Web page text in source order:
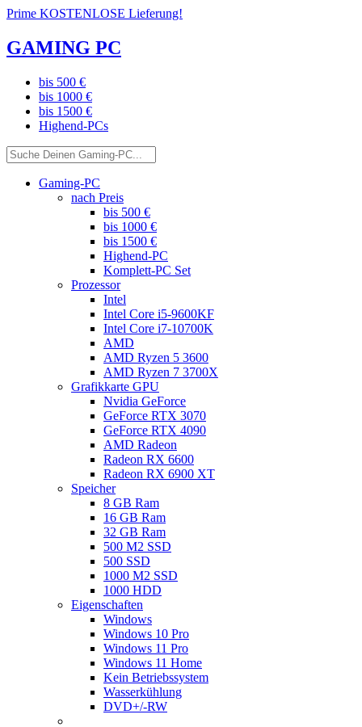
Prime KOSTENLOSE Lieferung!
GAMING PC
bis 500 €
bis 1000 €
bis 1500 €
Highend-PCs
Gaming-PC
nach Preis
bis 500 €
bis 1000 €
bis 1500 €
Highend-PC
Komplett-PC Set
Prozessor
Intel
Intel Core i5-9600KF
Intel Core i7-10700K
AMD
AMD Ryzen 5 3600
AMD Ryzen 7 3700X
Grafikkarte GPU
Nvidia GeForce
GeForce RTX 3070
GeForce RTX 4090
AMD Radeon
Radeon RX 6600
Radeon RX 6900 XT
Speicher
8 GB Ram
16 GB Ram
32 GB Ram
500 M2 SSD
500 SSD
1000 M2 SSD
1000 HDD
Eigenschaften
Windows
Windows 10 Pro
Windows 11 Pro
Windows 11 Home
Kein Betriebssystem
Wasserkühlung
DVD+/-RW